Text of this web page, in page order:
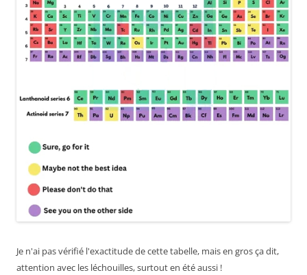
Je n'ai pas vérifié l'exactitude de cette tabelle, mais en gros ça dit,
attention avec les léchouilles, surtout en été aussi !